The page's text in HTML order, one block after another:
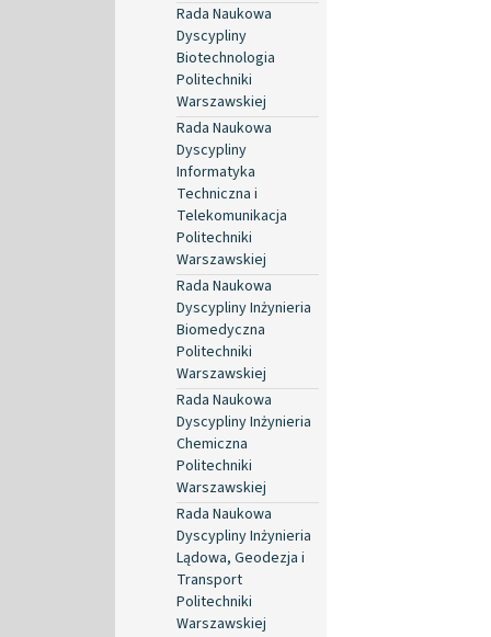
Rada Naukowa
Dyscypliny
Biotechnologia
Politechniki
Warszawskiej
Rada Naukowa
Dyscypliny
Informatyka
Techniczna i
Telekomunikacja
Politechniki
Warszawskiej
Rada Naukowa
Dyscypliny Inżynieria
Biomedyczna
Politechniki
Warszawskiej
Rada Naukowa
Dyscypliny Inżynieria
Chemiczna
Politechniki
Warszawskiej
Rada Naukowa
Dyscypliny Inżynieria
Lądowa, Geodezja i
Transport
Politechniki
Warszawskiej